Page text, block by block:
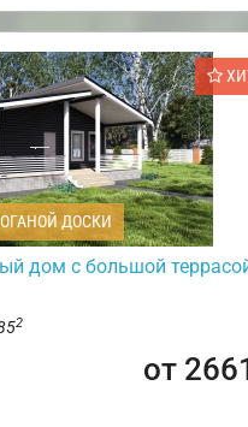
ДОСКИ
дом с большой
2
от